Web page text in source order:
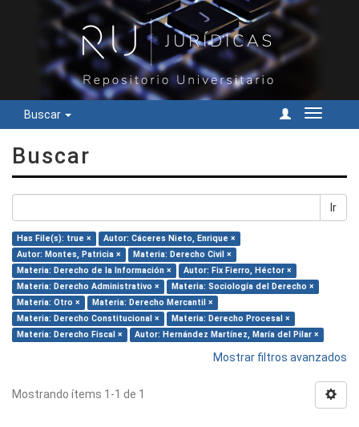
Buscar
Cambiar
Buscar
Ir
Has File(s): true ×
Autor: Cáceres Nieto, Enrique ×
Autor: Montes, Patricia ×
Materia: Derecho Civil ×
Materia: Derecho de la Información ×
Autor: Fix Fierro, Héctor ×
Materia: Derecho Administrativo ×
Materia: Sociología del Derecho ×
Materia: Otro ×
Materia: Derecho Mercantil ×
Materia: Derecho Constitucional ×
Materia: Derecho Procesal ×
Materia: Derecho Fiscal ×
Autor: Hernández Martínez, María del Pilar ×
Mostrar filtros avanzados
Mostrando ítems 1-1 de 1